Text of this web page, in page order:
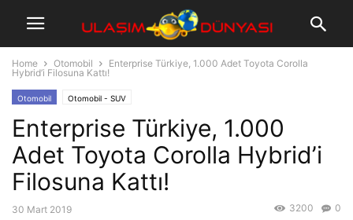
Home Otomobil
Enterprise Türkiye, 1.000 Adet Toyota Corolla
Hybrid’i Filosuna Kattı!
Otomobil Otomobil - SUV
Enterprise Türkiye, 1.000
Adet Toyota Corolla Hybrid’i
Filosuna Kattı!
30 Mart 2019 0
3200